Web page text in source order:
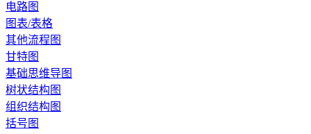
电路图
图表/表格
其他流程图
甘特图
基础思维导图
树状结构图
组织结构图
括号图